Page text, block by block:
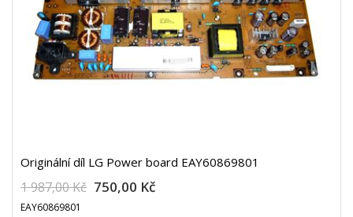
Originální díl LG Power board EAY60869801
1 987,00 Kč 750,00 Kč
EAY60869801